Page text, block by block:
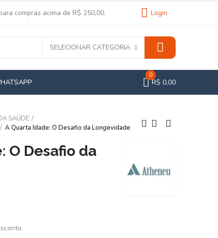
compras acima de R$ 250,00. Login
SELECIONAR CATEGORIA
0
R$ 0,00
SAÚDE
A Quarta Idade: O Desafio da Longevidade
O Desafio da